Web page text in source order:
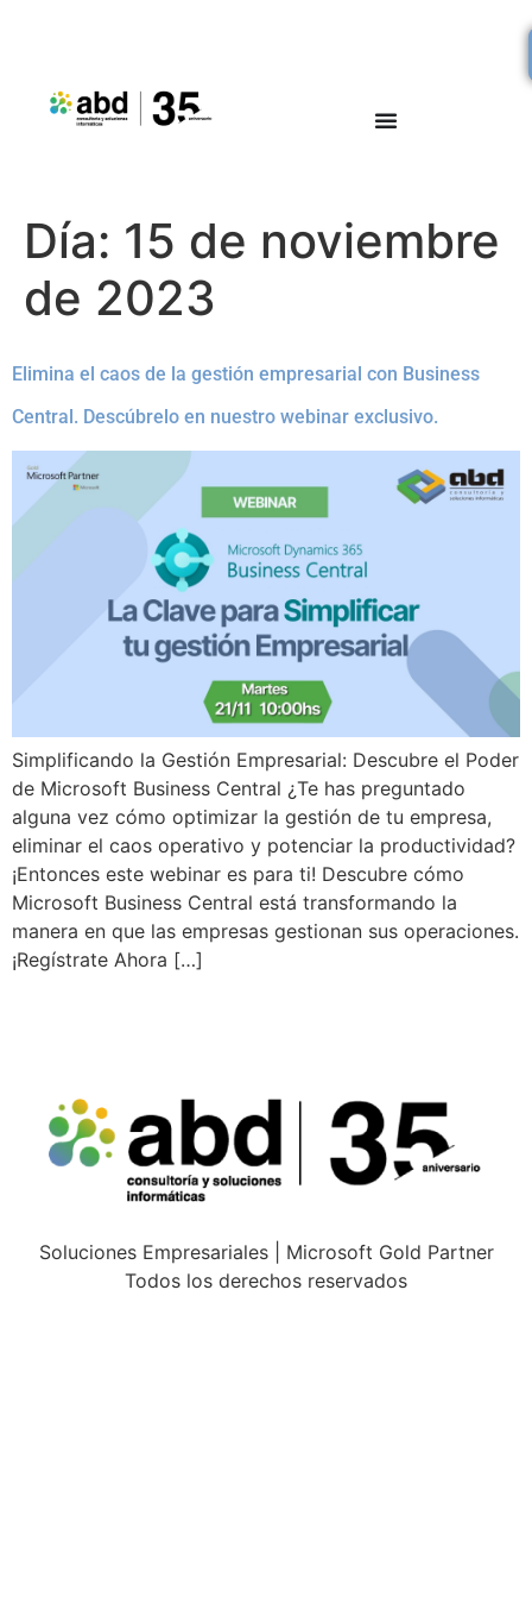
Día: 15 de noviembre
de 2023
Elimina el caos de la gestión empresarial con Business
Central. Descúbrelo en nuestro webinar exclusivo.
Simplificando la Gestión Empresarial: Descubre el Poder
de Microsoft Business Central ¿Te has preguntado
alguna vez cómo optimizar la gestión de tu empresa,
eliminar el caos operativo y potenciar la productividad?
¡Entonces este webinar es para ti! Descubre cómo
Microsoft Business Central está transformando la
manera en que las empresas gestionan sus operaciones.
¡Regístrate Ahora […]
Soluciones Empresariales | Microsoft Gold Partner
Todos los derechos reservados